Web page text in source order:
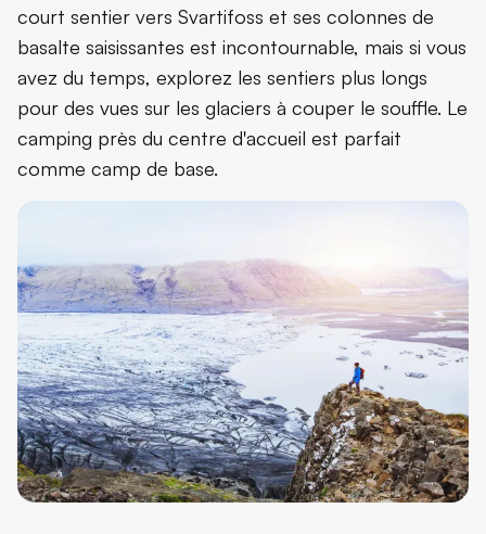
court sentier vers Svartifoss et ses colonnes de
basalte saisissantes est incontournable, mais si vous
avez du temps, explorez les sentiers plus longs
pour des vues sur les glaciers à couper le souffle. Le
camping près du centre d'accueil est parfait
comme camp de base.